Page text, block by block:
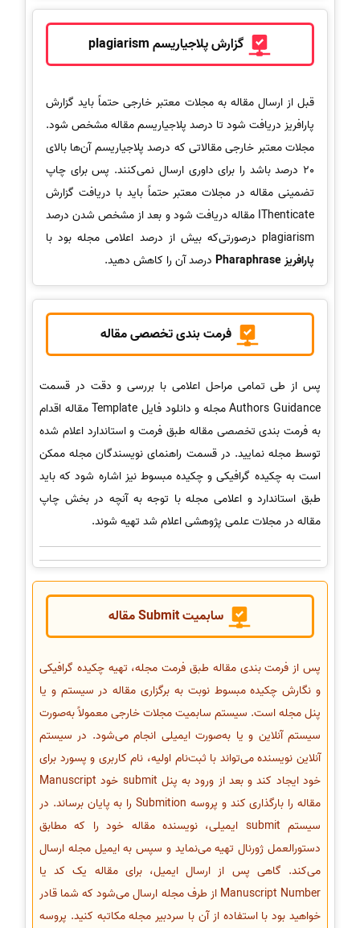
گزارش پلاجیاریسم plagiarism
قبل از ارسال مقاله به مجلات معتبر خارجی حتماً باید گزارش
پارافریز دریافت شود تا درصد پلاجیاریسم مقاله مشخص شود.
مجلات معتبر خارجی مقالاتی که درصد پلاجیاریسم آن‌ها بالای
20 درصد باشد را برای داوری ارسال نمی‌کنند. پس برای چاپ
تضمینی مقاله در مجلات معتبر حتماً باید با دریافت گزارش
IThenticate مقاله دریافت شود و بعد از مشخص شدن درصد
plagiarism درصورتی‌که بیش از درصد اعلامی مجله بود با
پارافریز Pharaphrase
درصد آن را کاهش دهید.
فرمت بندی تخصصی مقاله
پس از طی تمامی مراحل اعلامی با بررسی و دقت در قسمت
Authors Guidance مجله و دانلود فایل Template مقاله اقدام
به فرمت بندی تخصصی مقاله طبق فرمت و استاندارد اعلام شده
توسط مجله نمایید. در قسمت راهنمای نویسندگان مجله ممکن
است به چکیده گرافیکی و چکیده مبسوط نیز اشاره شود که باید
طبق استاندارد و اعلامی مجله با توجه به آنچه در بخش چاپ
مقاله در مجلات علمی پژوهشی اعلام شد تهیه شوند.
سابمیت Submit مقاله
پس از فرمت بندی مقاله طبق فرمت مجله، تهیه چکیده گرافیکی
و نگارش چکیده مبسوط نوبت به برگزاری مقاله در سیستم و یا
پنل مجله است. سیستم سابمیت مجلات خارجی معمولاً به‌صورت
سیستم آنلاین و یا به‌صورت ایمیلی انجام می‌شود. در سیستم
آنلاین نویسنده می‌تواند با ثبت‌نام اولیه، نام کاربری و پسورد برای
خود ایجاد کند و بعد از ورود به پنل submit خود Manuscript
مقاله را بارگذاری کند و پروسه Submition را به پایان برساند. در
سیستم submit ایمیلی، نویسنده مقاله خود را که مطابق
دستورالعمل ژورنال تهیه‌ می‌نماید و سپس به ایمیل مجله ارسال
می‌کند. گاهی پس از ارسال ایمیل، برای مقاله یک کد یا
Manuscript Number از طرف مجله ارسال می‌شود که شما قادر
خواهید بود با استفاده از آن با سردبیر مجله مکاتبه کنید. پروسه